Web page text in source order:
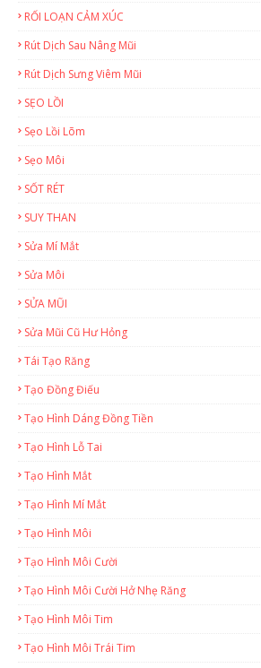
RỐI LOẠN CẢM XÚC
Rút Dịch Sau Nâng Mũi
Rút Dịch Sưng Viêm Mũi
SẸO LỒI
Sẹo Lồi Lõm
Sẹo Môi
SỐT RÉT
SUY THAN
Sửa Mí Mắt
Sửa Môi
SỬA MŨI
Sửa Mũi Cũ Hư Hỏng
Tái Tạo Răng
Tạo Đồng Điếu
Tạo Hình Dáng Đồng Tiền
Tạo Hình Lỗ Tai
Tạo Hình Mắt
Tạo Hình Mí Mắt
Tạo Hình Môi
Tạo Hình Môi Cười
Tạo Hình Môi Cười Hở Nhẹ Răng
Tạo Hình Môi Tim
Tạo Hình Môi Trái Tim